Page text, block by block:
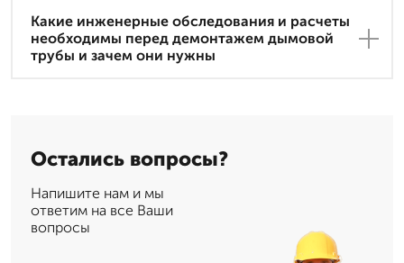
Какие инженерные обследования и расчеты
необходимы перед демонтажем дымовой
трубы и зачем они нужны
Остались вопросы?
Напишите нам и мы
ответим на все Ваши
вопросы